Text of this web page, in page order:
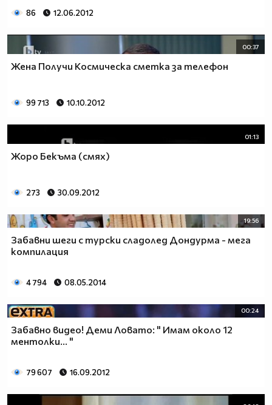
86 12.06.2012
00:37
Жена Получи Космическа сметка за телефон
99 713 10.10.2012
01:13
Жоро Бекъма (смях)
273 30.09.2012
19:56
Забавни шеги с турски сладолед Дондурма - мега
компилация
4 794 08.05.2014
00:24
Забавно видео! Деми Ловато: " Имам около 12
ментолки... "
79 607 16.09.2012